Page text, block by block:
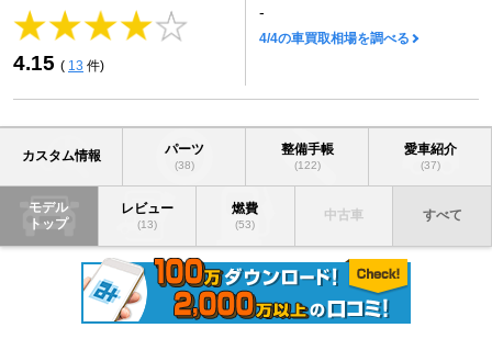
4.15 ( 13 件)
-
4/4の車買取相場を調べる
カスタム情報 パーツ
(38)
整備手帳
(122)
愛車紹介
(37)
モデル
トップ
レビュー
(13)
燃費
(53)
中古車 すべて